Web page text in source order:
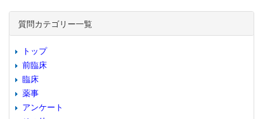
質問カテゴリー一覧
トップ
前臨床
臨床
薬事
アンケート